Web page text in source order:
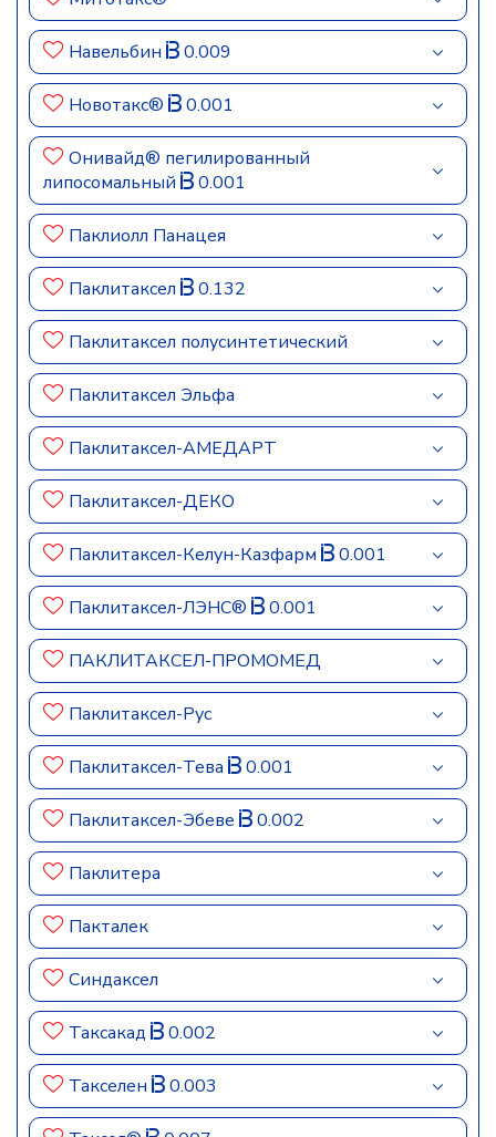
Навельбин 0.009
Новотакс® 0.001
Онивайд® пегилированный
липосомальный
0.001
Паклиолл Панацея
Паклитаксел 0.132
Паклитаксел полусинтетический
Паклитаксел Эльфа
Паклитаксел-АМЕДАРТ
Паклитаксел-ДЕКО
Паклитаксел-Келун-Казфарм 0.001
Паклитаксел-ЛЭНС® 0.001
ПАКЛИТАКСЕЛ-ПРОМОМЕД
Паклитаксел-Рус
Паклитаксел-Тева 0.001
Паклитаксел-Эбеве 0.002
Паклитера
Пакталек
Синдаксел
Таксакад 0.002
Такселен 0.003